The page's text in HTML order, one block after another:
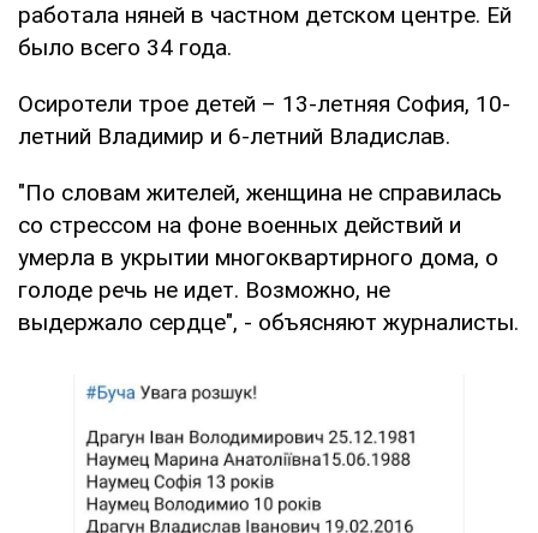
работала няней в частном детском центре. Ей
было всего 34 года.
Осиротели трое детей – 13-летняя София, 10-
летний Владимир и 6-летний Владислав.
"По словам жителей, женщина не справилась
со стрессом на фоне военных действий и
умерла в укрытии многоквартирного дома, о
голоде речь не идет. Возможно, не
выдержало сердце", - объясняют журналисты.